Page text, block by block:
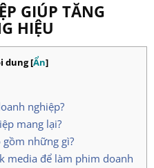
GIÚP TĂNG
HIỆU
dung[Ẩn]
nghiệp?
mang lại?
những gì?
media để làm phim doanh